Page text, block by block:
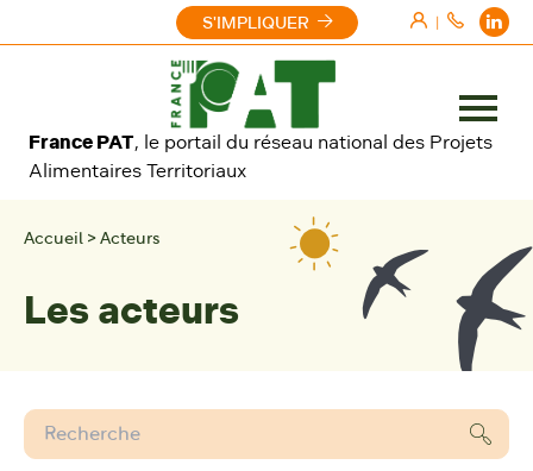
|
France PAT, le portail du réseau national des Projets
Alimentaires Territoriaux
S'IMPLIQUER
Ouvrir
le
Accueil > Acteurs
Les acteurs